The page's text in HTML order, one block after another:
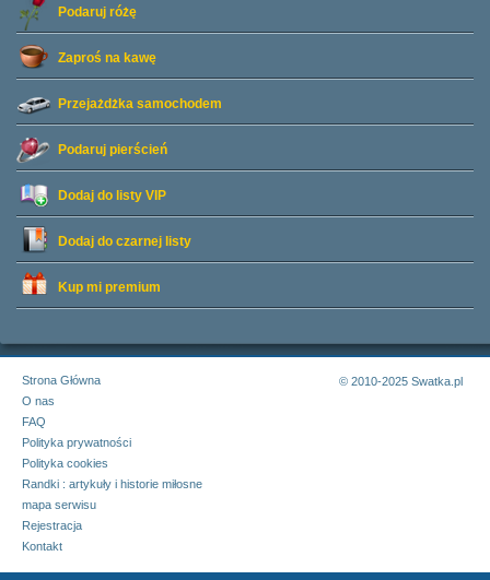
Podaruj różę
Zaproś na kawę
Przejażdżka samochodem
Podaruj pierścień
Dodaj do listy VIP
Dodaj do czarnej listy
Kup mi premium
Strona Główna
O nas
FAQ
Polityka prywatności
Polityka cookies
Randki : artykuły i historie miłosne
mapa serwisu
Rejestracja
Kontakt
© 2010-2025 Swatka.pl